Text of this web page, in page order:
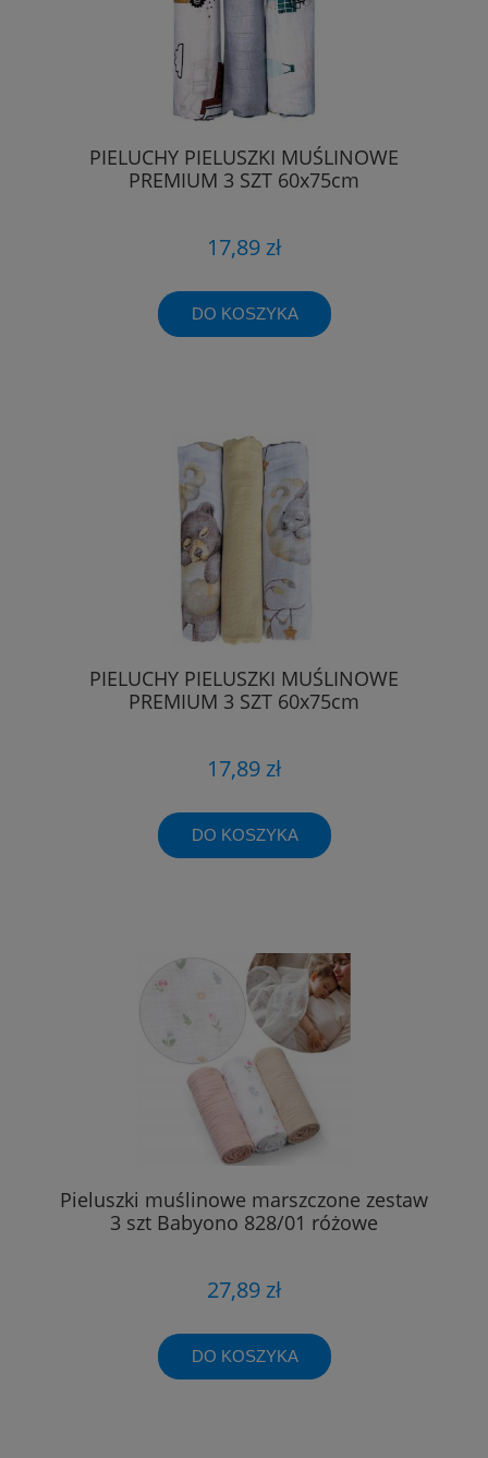
PIELUCHY PIELUSZKI MUŚLINOWE
PREMIUM 3 SZT 60x75cm
17,89 zł
DO KOSZYKA
PIELUCHY PIELUSZKI MUŚLINOWE
PREMIUM 3 SZT 60x75cm
17,89 zł
DO KOSZYKA
Pieluszki muślinowe marszczone zestaw
3 szt Babyono 828/01 różowe
27,89 zł
DO KOSZYKA